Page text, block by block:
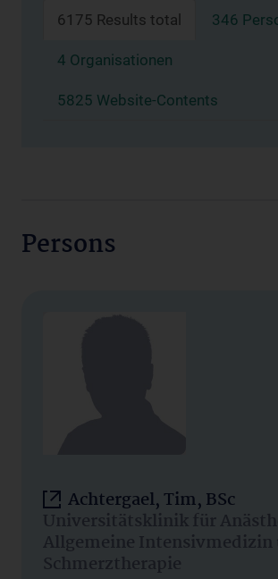
6175 Results total 346
4 Organisationen
5825 Website-Contents
Persons
Achtergael, Tim, BSc
Universitätsklinik für
Allgemeine Intensivmedizin
Schmerztherapie